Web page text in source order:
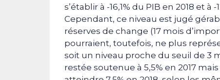
s’établir à -16,1% du PIB en 2018 et à
Cependant, ce niveau est jugé
réserves de change (17 mois
pourraient, toutefois, ne plus
soit un niveau proche du seuil de 3
restée soutenue à 5,5% en 2017